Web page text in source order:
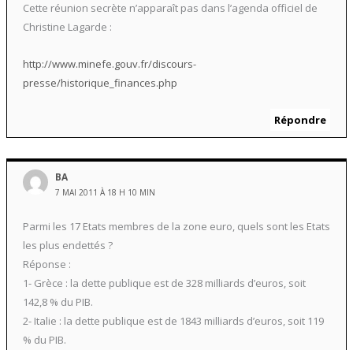
Cette réunion secrète n’apparaît pas dans l’agenda officiel de
Christine Lagarde :
http://www.minefe.gouv.fr/discours-
presse/historique_finances.php
Répondre
BA
7 MAI 2011 À 18 H 10 MIN
Parmi les 17 Etats membres de la zone euro, quels sont les Etats
les plus endettés ?
Réponse :
1- Grèce : la dette publique est de 328 milliards d’euros, soit
142,8 % du PIB.
2- Italie : la dette publique est de 1843 milliards d’euros, soit 119
% du PIB.